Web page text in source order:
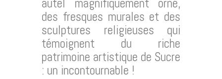
autel magnifiquement orné,
des fresques murales et des
sculptures religieuses qui
témoignent du riche
patrimoine artistique de Sucre
: un incontournable !